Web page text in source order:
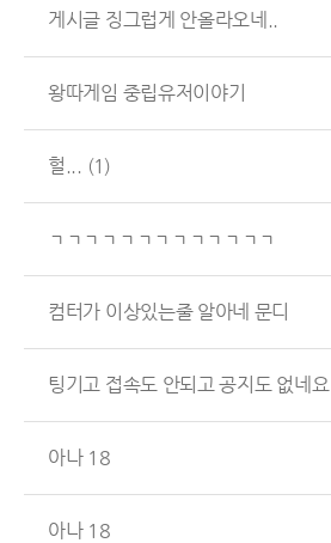
게시글 징그럽게 안올라오네..
왕따게임 중립유저이야기
헐... (1)
ㄱㄱㄱㄱㄱㄱㄱㄱㄱㄱㄱㄱㄱ
컴터가 이상있는줄 알아네 문디
팅기고 접속도 안되고 공지도 없네요
아나 18
아나 18